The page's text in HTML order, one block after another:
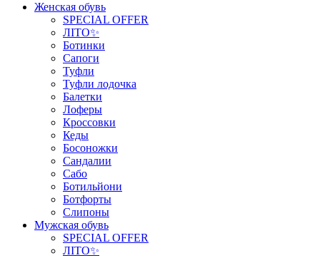
Женская обувь
SPECIAL OFFER
ЛІТО✨
Ботинки
Сапоги
Туфли
Туфли лодочка
Балетки
Лоферы
Кроссовки
Кеды
Босоножки
Сандалии
Сабо
Ботильйони
Ботфорты
Слипоны
Мужская обувь
SPECIAL OFFER
ЛІТО✨